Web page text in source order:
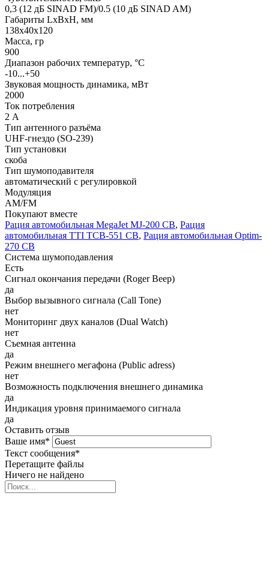
0,3 (12 дБ SINAD FM)/0.5 (10 дБ SINAD AM)
Габариты LхBхН, мм
138x40x120
Масса, гр
900
Диапазон рабочих температур, °С
-10...+50
Звуковая мощность динамика, мВт
2000
Ток потребления
2 А
Тип антенного разъёма
UHF-гнездо (SO-239)
Тип установки
скоба
Тип шумоподавителя
автоматический с регулировкой
Модуляция
АМ/FM
Покупают вместе
Рация автомобильная MegaJet MJ-200 СВ, Рация
автомобильная TTI TCB-551 СВ, Рация автомобильная Optim-
270 СВ
Система шумоподавления
Есть
Сигнал окончания передачи (Roger Beep)
да
Выбор вызывного сигнала (Call Tone)
нет
Мониторинг двух каналов (Dual Watch)
нет
Съемная антенна
да
Режим внешнего мегафона (Public adress)
нет
Возможность подключения внешнего динамика
да
Индикация уровня принимаемого сигнала
да
Оставить отзыв
Ваше имя*
Текст сообщения*
Перетащите файлы
Ничего не найдено